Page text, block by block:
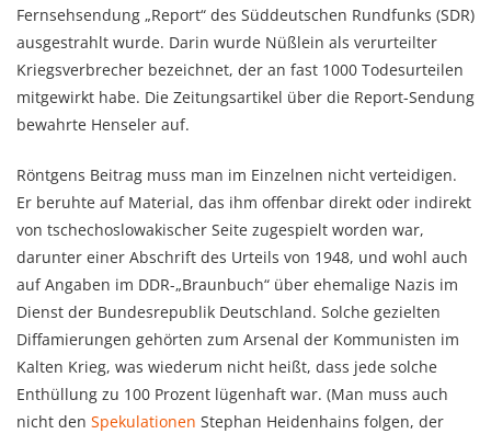
Fernsehsendung „Report“ des Süddeutschen Rundfunks (SDR)
ausgestrahlt wurde. Darin wurde Nüßlein als verurteilter
Kriegsverbrecher bezeichnet, der an fast 1000 Todesurteilen
mitgewirkt habe. Die Zeitungsartikel über die Report-Sendung
bewahrte Henseler auf.
Röntgens Beitrag muss man im Einzelnen nicht verteidigen.
Er beruhte auf Material, das ihm offenbar direkt oder indirekt
von tschechoslowakischer Seite zugespielt worden war,
darunter einer Abschrift des Urteils von 1948, und wohl auch
auf Angaben im DDR-„Braunbuch“ über ehemalige Nazis im
Dienst der Bundesrepublik Deutschland. Solche gezielten
Diffamierungen gehörten zum Arsenal der Kommunisten im
Kalten Krieg, was wiederum nicht heißt, dass jede solche
Enthüllung zu 100 Prozent lügenhaft war. (Man muss auch
nicht den Spekulationen Stephan Heidenhains folgen, der